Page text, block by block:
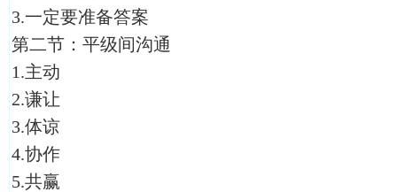
3.一定要准备答案
第二节：平级间沟通
1.主动
2.谦让
3.体谅
4.协作
5.共赢